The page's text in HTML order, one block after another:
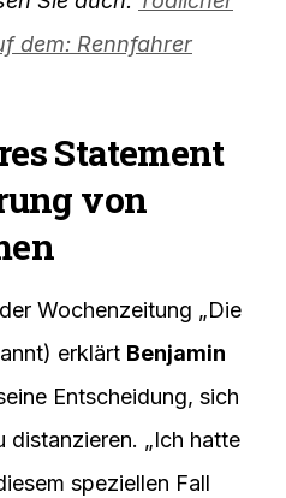
dem: Rennfahrer
Statement
von
Wochenzeitung „Die
erklärt Benjamin
Entscheidung, sich
distanzieren. „Ich hatte
speziellen Fall